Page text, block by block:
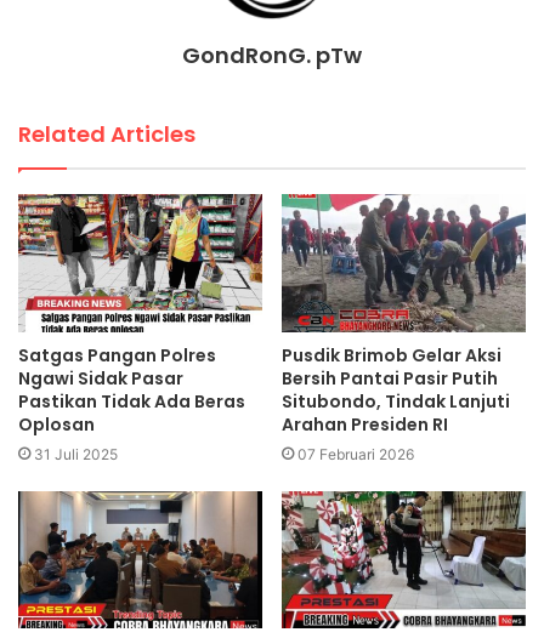
GondRonG. pTw
Related Articles
Satgas Pangan Polres
Ngawi Sidak Pasar
Pastikan Tidak Ada Beras
Oplosan
31 Juli 2025
Pusdik Brimob Gelar Aksi
Bersih Pantai Pasir Putih
Situbondo, Tindak Lanjuti
Arahan Presiden RI
07 Februari 2026